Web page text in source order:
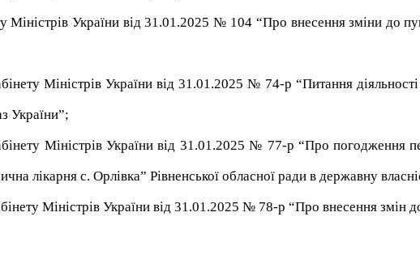
Міністрів України від 31.01.2025 № 104 “Про внесення зміни до
Міністрів України від 31.01.2025 № 74-р “Питання
України”;
Міністрів України від 31.01.2025 № 77-р “Про погодження
лікарня с. Орлівка” Рівненської обласної ради в державну
Міністрів України від 31.01.2025 № 78-р “Про внесення змін